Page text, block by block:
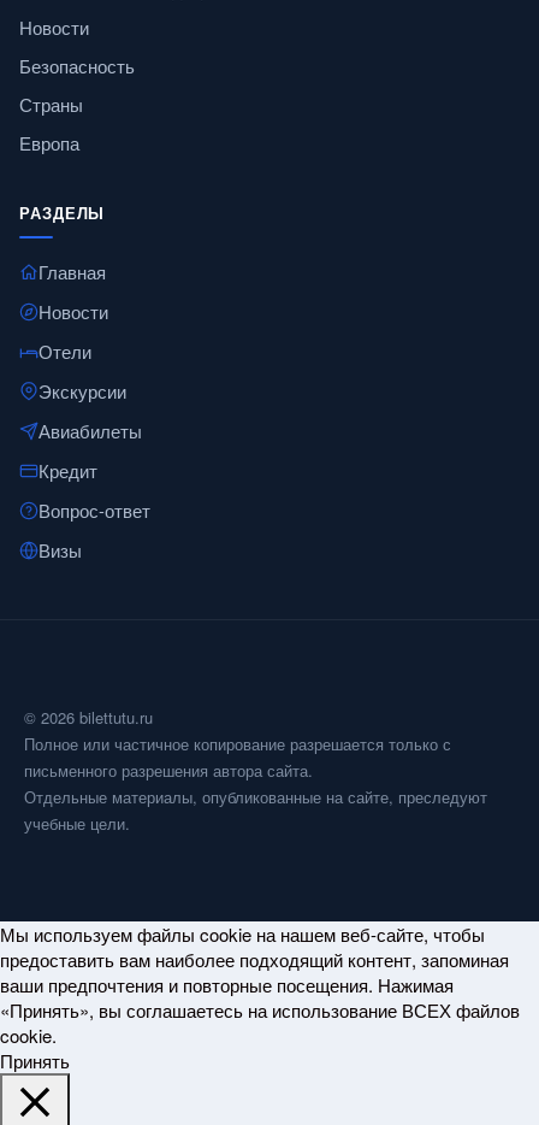
Новости
Безопасность
Страны
Европа
РАЗДЕЛЫ
Главная
Новости
Отели
Экскурсии
Авиабилеты
Кредит
Вопрос-ответ
Визы
© 2026 bilettutu.ru
Полное или частичное копирование разрешается только с
письменного разрешения автора сайта.
Отдельные материалы, опубликованные на сайте, преследуют
учебные цели.
Мы используем файлы cookie на нашем веб-сайте, чтобы
предоставить вам наиболее подходящий контент, запоминая
ваши предпочтения и повторные посещения. Нажимая
«Принять», вы соглашаетесь на использование ВСЕХ файлов
cookie.
Принять